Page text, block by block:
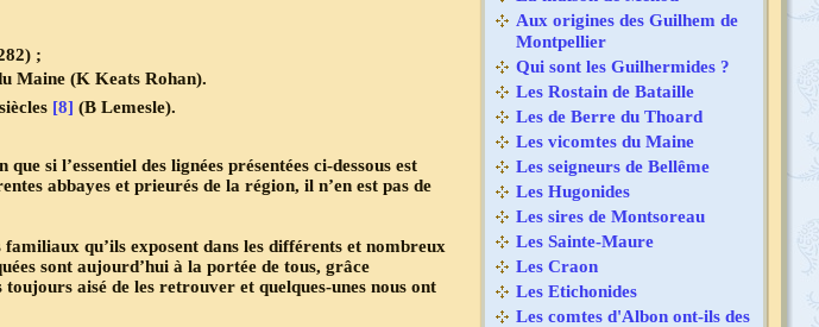
;
Maine (K Keats Rohan).
siècles [8] (B Lemesle).
si l’essentiel des lignées présentées ci-dessous est
abbayes et prieurés de la région, il n’en est pas de
qu’ils exposent dans les différents et nombreux
sont aujourd’hui à la portée de tous, grâce
aisé de les retrouver et quelques-unes nous ont
Aux origines des Guilhem de
Montpellier
Qui sont les Guilhermides ?
Les Rostain de Bataille
Les de Berre du Thoard
Les vicomtes du Maine
Les seigneurs de Bellême
Les Hugonides
Les sires de Montsoreau
Les Sainte-Maure
Les Craon
Les Etichonides
Les comtes d'Albon ont-ils des